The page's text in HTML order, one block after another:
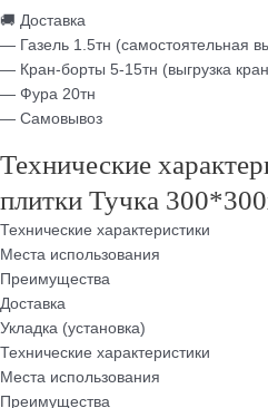
🚚 Доставка
— Газель 1.5тн (самостоятельная
— Кран-борты 5-15тн (выгрузка
— Фура 20тн
— Самовывоз
Технические
плитки Тучка
Технические характеристики
Места использования
Преимущества
Доставка
Укладка (установка)
Технические характеристики
Места использования
Преимущества